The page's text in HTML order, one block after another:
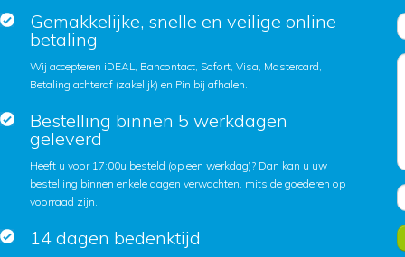
Gemakkelijke, snelle en veilige online
betaling
Wij accepteren iDEAL, Bancontact, Sofort, Visa, Mastercard,
Betaling achteraf (zakelijk) en Pin bij afhalen.
Bestelling binnen 5 werkdagen
geleverd
Heeft u voor 17:00u besteld (op een werkdag)? Dan kan u uw
bestelling binnen enkele dagen verwachten, mits de goederen op
voorraad zijn.
14 dagen bedenktijd